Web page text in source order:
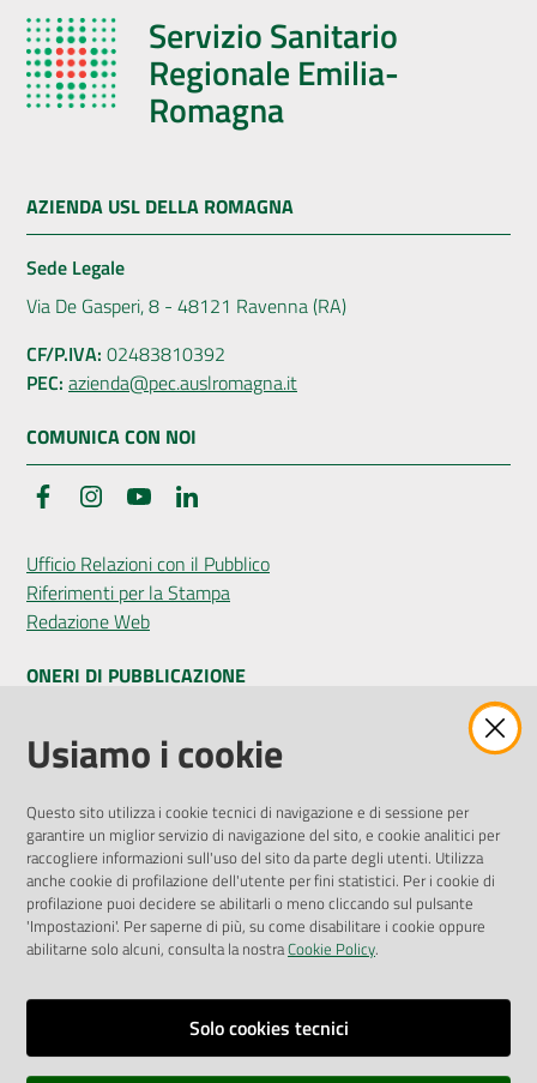
Servizio Sanitario
Regionale Emilia-
Romagna
AZIENDA USL DELLA ROMAGNA
Sede Legale
Via De Gasperi, 8 - 48121 Ravenna (RA)
CF/P.IVA: 02483810392
PEC: azienda@pec.auslromagna.it
COMUNICA CON NOI
FacebookInstagramYouTube
Ufficio Relazioni con il Pubblico
Riferimenti per la Stampa
Redazione Web
ONERI DI PUBBLICAZIONE
Amministrazione Trasparente
Pubblicità legale
Privacy Policy
Attuazione Misure PNRR
Liste di Attesa
ENTI, IMPRESE E PARTNER
Fatturazione Elettronica
Richiesta Patrocinio
Usiamo i cookie
Questo sito utilizza i cookie tecnici di navigazione e di sessione per
garantire un miglior servizio di navigazione del sito, e cookie analitici per
raccogliere informazioni sull'uso del sito da parte degli utenti. Utilizza
anche cookie di profilazione dell'utente per fini statistici. Per i cookie di
profilazione puoi decidere se abilitarli o meno cliccando sul pulsante
'Impostazioni'. Per saperne di più, su come disabilitare i cookie oppure
abilitarne solo alcuni, consulta la nostraCookie Policy.
Solo cookies tecnici